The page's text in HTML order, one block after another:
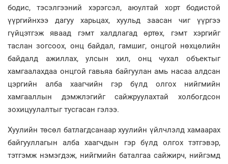
бодис, тэсэлгээний хэрэгсэл, аюултай хорт бодистой
үүргийнхээ дагуу харьцах, хуульд заасан чиг үүргээ
гүйцэтгэж яваад гэмт халдлагад өртөх, гэмт хэргийг
таслан зогсоох, онц байдал, гамшиг, онцгой нөхцөлийн
байдалд ажиллах, улсын хил, онц чухал объектыг
хамгаалахдаа онцгой гавьяа байгуулан амь насаа алдсан
цэргийн алба хаагчийн гэр бүлд олгох нийгмийн
хамгааллын дэмжлэгийг сайжруулахтай холбогдсон
зохицуулалтыг тусгасан гэлээ.
Хуулийн төсөл батлагдсанаар хуулийн үйлчлэлд хамаарах
байгууллагын алба хаагчдын гэр бүлд олгох тэтгэвэр,
тэтгэмж нэмэгдэж, нийгмийн баталгаа сайжирч, нийгэмд